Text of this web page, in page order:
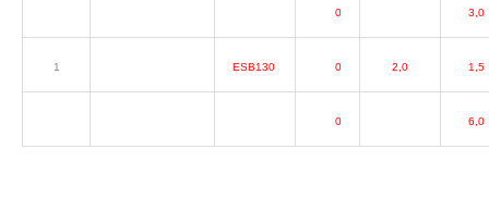
0 3,0
1 ESB130 0 2,0 1,5
0 6,0